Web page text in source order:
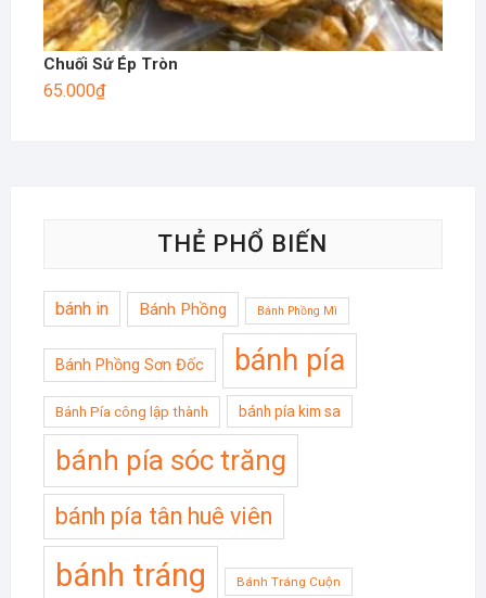
Chuối Sứ Ép Tròn
65.000₫
THẺ PHỔ BIẾN
bánh in Bánh Phồng Bánh Phồng Mì
Bánh Phồng Sơn Đốc bánh pía
Bánh Pía công lập thành bánh pía kim sa
bánh pía sóc trăng
bánh pía tân huê viên
bánh tráng Bánh Tráng Cuộn